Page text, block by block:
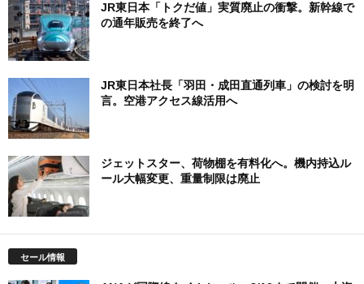
JR東日本「トクだ値」実質廃止の衝撃。新幹線で
の通年販売を終了へ
JR東日本社長「羽田・成田直通列車」の検討を明
言。空港アクセス線活用へ
ジェットスター、荷物棚を有料化へ。機内持込ル
ール大幅変更、重量制限は廃止
セール情報